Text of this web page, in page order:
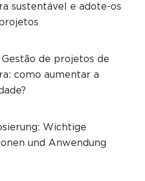
sustentável e adote-os
de projetos de
como aumentar a
Wichtige
und Anwendung